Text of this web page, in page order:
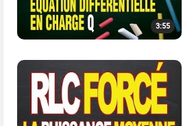
3:55